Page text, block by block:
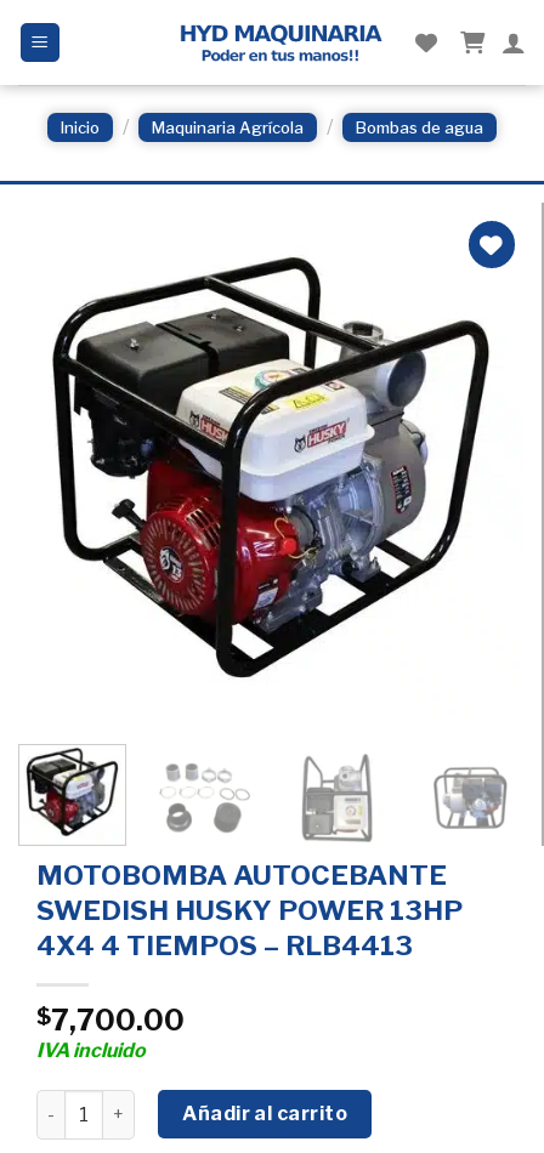
Inicio / Maquinaria Agrícola / Bombas de agua
a la
Lista
de
deseos
MOTOBOMBA AUTOCEBANTE
SWEDISH HUSKY POWER 13HP
4X4 4 TIEMPOS – RLB4413
$7,700.00
IVA incluido
MOTOBOMBA AUTOCEBANTE SWEDISH HUSKY
Añadir al carrito